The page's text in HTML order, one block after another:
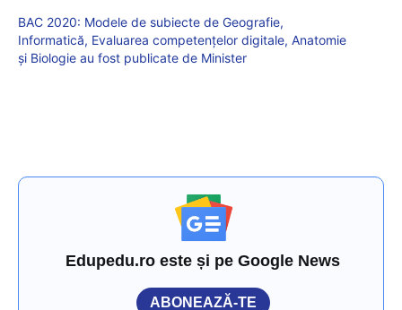
BAC 2020: Modele de subiecte de Geografie,
Informatică, Evaluarea competenţelor digitale, Anatomie
și Biologie au fost publicate de Minister
Edupedu.ro este și pe Google News
ABONEAZĂ-TE